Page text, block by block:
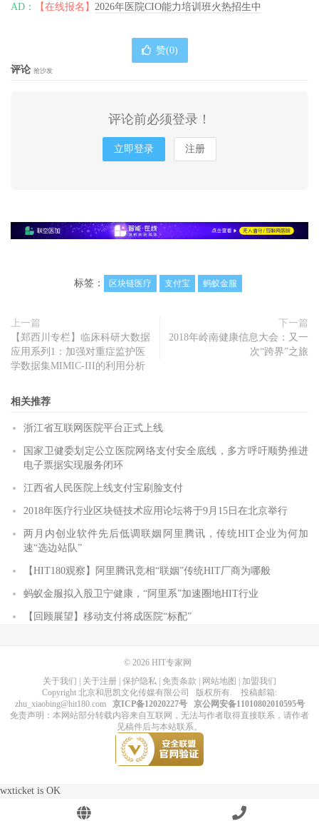
AD： 【在线报名】 2026年医院CIO能力培训班火热招生中
赞(0)
评论 抢沙发
评论前必须登录！
立即登录 注册
标签： 区块链医疗 支付宝 蚂蚁金服
上一篇
【郑西川专栏】临床科研大数据
应用系列1：加强对重症监护医
学数据集MIMIC-III的利用分析
下一篇
2018年岭南健康信息大会：又一
次“跨界”之旅
相关推荐
浙江省互联网医院平台正式上线
国家卫健委划定公立医院网络支付安全底线，多方呼吁顺势推进
电子票据实现服务闭环
江西省人民医院上线支付宝刷脸支付
2018年医疗行业区块链技术应用论坛将于9月15日在北京举行
两月内创业软件先后低调联姻阿里腾讯，传统HIT企业为何加
速“选边站队”
【HIT180观察】阿里腾讯竞相“联姻”传统HIT厂商为哪般
蚂蚁金服拟入股卫宁健康，“阿里系”加速圈地HIT行业
【回顾展望】移动支付将成医院“标配”
© 2026 HIT专家网
关于我们
关于注册 保护隐私 免责条款 网站地图
加盟我们
Copyright 北京和思凯文化传媒有限公司 版权所有. 投稿邮箱:
zhu_xiaobing@hit180.com
京ICP备12020227号
京公网安备11010802010595号
免责声明：本网站部分转载内容来自互联网，无法与作者取得直接联系，请作者
见稿件后与本站联系。
wxticket is OK